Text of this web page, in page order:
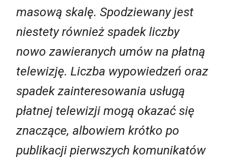
masową skalę. Spodziewany jest
niestety również spadek liczby
nowo zawieranych umów na płatną
telewizję. Liczba wypowiedzeń oraz
spadek zainteresowania usługą
płatnej telewizji mogą okazać się
znaczące, albowiem krótko po
publikacji pierwszych komunikatów